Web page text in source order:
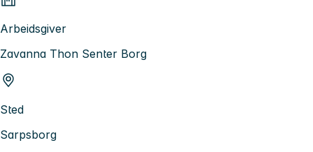
Arbeidsgiver
Zavanna Thon Senter Borg
Sted
Sarpsborg